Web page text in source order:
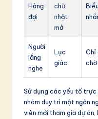
Hàng
đợi
chữ
nhật
mở
Người
lắng
nghe
Lục
giác
Chỉ
chờ
Sử dụng các yếu tố trực
nhóm duy trì một ngôn
viên mới tham gia dự